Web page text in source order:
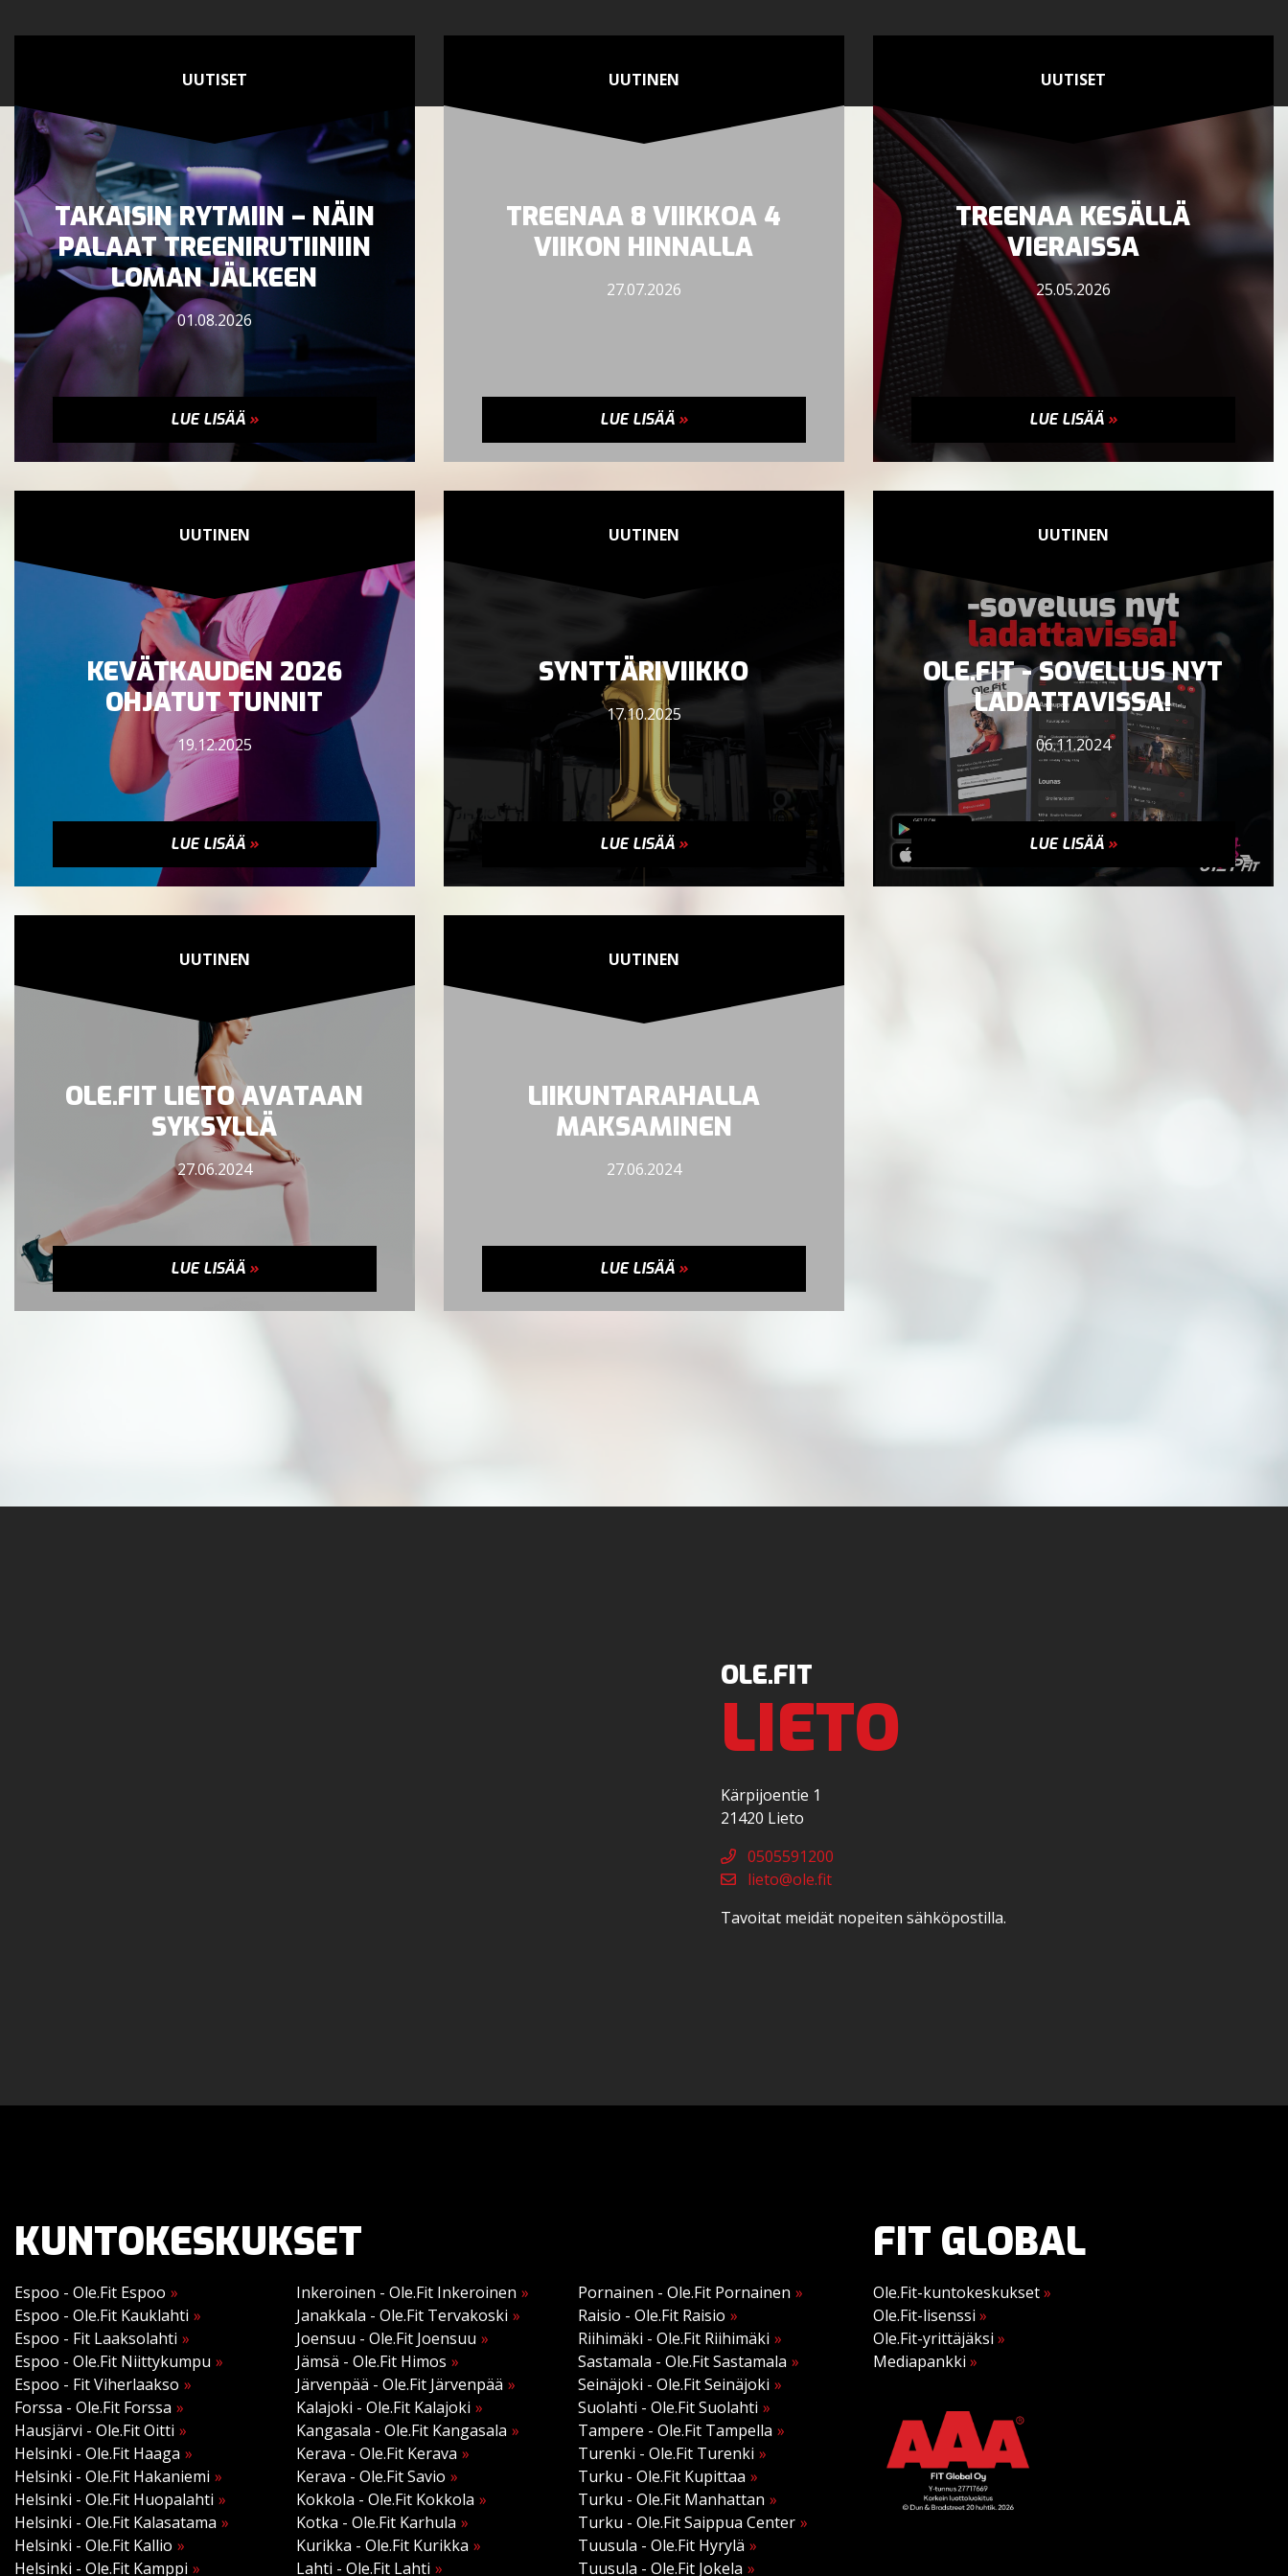
UUTISET
TAKAISIN RYTMIIN – NÄIN
PALAAT TREENIRUTIINIIN
LOMAN JÄLKEEN
01.08.2026
LUE LISÄÄ »
UUTINEN
TREENAA 8 VIIKKOA 4
VIIKON HINNALLA
27.07.2026
LUE LISÄÄ »
UUTISET
TREENAA KESÄLLÄ
VIERAISSA
25.05.2026
LUE LISÄÄ »
UUTINEN
KEVÄTKAUDEN 2026
OHJATUT TUNNIT
19.12.2025
LUE LISÄÄ »
UUTINEN
SYNTTÄRIVIIKKO
17.10.2025
LUE LISÄÄ »
UUTINEN
OLE.FIT - SOVELLUS NYT
LADATTAVISSA!
06.11.2024
LUE LISÄÄ »
UUTINEN
OLE.FIT LIETO AVATAAN
SYKSYLLÄ
27.06.2024
LUE LISÄÄ »
UUTINEN
LIIKUNTARAHALLA
MAKSAMINEN
27.06.2024
LUE LISÄÄ »
OLE.FIT
LIETO
Kärpijoentie 1
21420 Lieto
0505591200
lieto@ole.fit
Tavoitat meidät nopeiten sähköpostilla.
KUNTOKESKUKSET
Espoo - Ole.Fit Espoo
Espoo - Ole.Fit Kauklahti
Espoo - Fit Laaksolahti
Espoo - Ole.Fit Niittykumpu
Espoo - Fit Viherlaakso
Forssa - Ole.Fit Forssa
Hausjärvi - Ole.Fit Oitti
Helsinki - Ole.Fit Haaga
Helsinki - Ole.Fit Hakaniemi
Helsinki - Ole.Fit Huopalahti
Helsinki - Ole.Fit Kalasatama
Helsinki - Ole.Fit Kallio
Helsinki - Ole.Fit Kamppi
Inkeroinen - Ole.Fit Inkeroinen
Janakkala - Ole.Fit Tervakoski
Joensuu - Ole.Fit Joensuu
Jämsä - Ole.Fit Himos
Järvenpää - Ole.Fit Järvenpää
Kalajoki - Ole.Fit Kalajoki
Kangasala - Ole.Fit Kangasala
Kerava - Ole.Fit Kerava
Kerava - Ole.Fit Savio
Kokkola - Ole.Fit Kokkola
Kotka - Ole.Fit Karhula
Kurikka - Ole.Fit Kurikka
Lahti - Ole.Fit Lahti
Pornainen - Ole.Fit Pornainen
Raisio - Ole.Fit Raisio
Riihimäki - Ole.Fit Riihimäki
Sastamala - Ole.Fit Sastamala
Seinäjoki - Ole.Fit Seinäjoki
Suolahti - Ole.Fit Suolahti
Tampere - Ole.Fit Tampella
Turenki - Ole.Fit Turenki
Turku - Ole.Fit Kupittaa
Turku - Ole.Fit Manhattan
Turku - Ole.Fit Saippua Center
Tuusula - Ole.Fit Hyrylä
Tuusula - Ole.Fit Jokela
FIT GLOBAL
Ole.Fit-kuntokeskukset»
Ole.Fit-lisenssi »
Ole.Fit-yrittäjäksi »
Mediapankki »